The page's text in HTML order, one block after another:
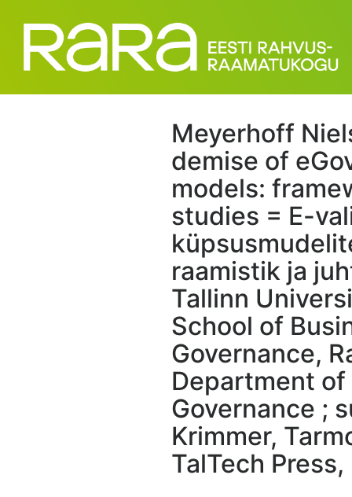
Meyerhoff
demise of
models:
studies = E-
raamistik ja
Tallinn
School of
Governance,
Department
Governance ;
Krimmer,
TalTech